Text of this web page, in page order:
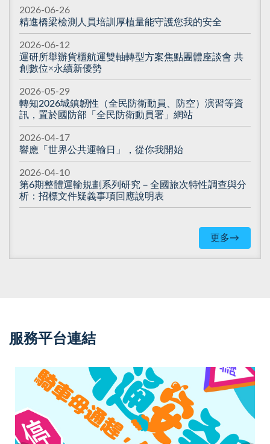
2026-06-26
精進橋梁檢測人員培訓厚植量能守護您我的安全
2026-06-12
運研所舉辦貨櫃航運雙軸轉型方案焦點團體座談會 共
創數位×永續新優勢
2026-05-29
轉知2026城鎮韌性（全民防衛動員、防空）演習等資
訊，置於國防部「全民防衛動員署」網站
2026-04-17
響應「世界公共運輸日」，從你我開始
2026-04-10
第6期整體運輸規劃系列研究－全國旅次特性調查與分
析：招標文件疑義事項回應說明表
更多→
服務平台連結